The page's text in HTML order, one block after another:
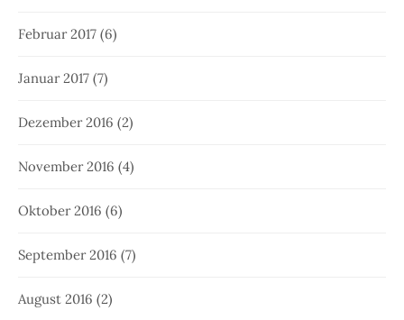
Februar 2017 (6)
Januar 2017 (7)
Dezember 2016 (2)
November 2016 (4)
Oktober 2016 (6)
September 2016 (7)
August 2016 (2)